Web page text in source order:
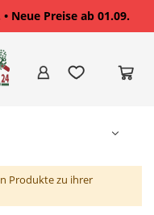
Neue Preise ab 01.09.
Produkte zu ihrer